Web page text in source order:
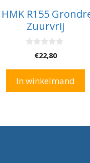
R155
Zuurvrij
5
€22,80
In winkelmand